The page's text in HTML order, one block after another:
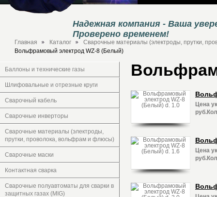
Надежная компания - Ваша
Проверено временем!
Главная Каталог
Сварочные материалы (электроды, прутки,
Вольфрамовый электрод WZ-8 (Белый)
Баллоны и технические газы
Шлифовальные и отрезные круги
Сварочный кабель
Сварочные инверторы
Сварочные материалы (электроды,
прутки, проволока, вольфрам и флюсы)
Сварочные маски
Контактная сварка
Сварочные полуавтоматы для сварки в
защитных газах (MIG)
Цена
Цена